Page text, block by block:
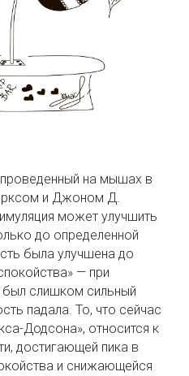
на мышах в
и Джоном Д.
может улучшить
до определенной
была улучшена до
— при
слишком сильный
падала. То, что сейчас
Додсона», относится к
достигающей пика в
и снижающейся